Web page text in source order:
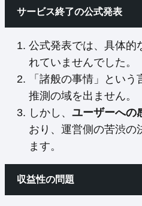
サービス終了の公式発表
公式発表では、具体的
れていませんでした。
「諸般の事情」とい
推測の域を出ません。
しかし、 ユーザーへの
おり、運営側の苦渋の
ます。
収益性の問題